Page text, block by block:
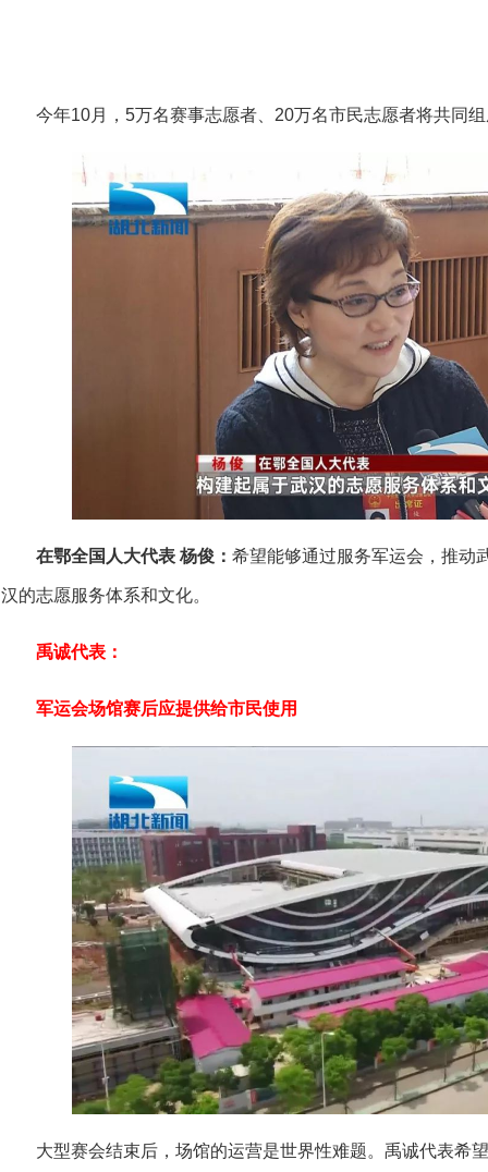
今年10月，5万名赛事志愿者、20万名市民志愿者将共同
在鄂全国人大代表 杨俊： 希望能够通过服务军运会，推动
汉的志愿服务体系和文化。
禹诚代表：
军运会场馆赛后应提供给市民使用
大型赛会结束后，场馆的运营是世界性难题。禹诚代表希